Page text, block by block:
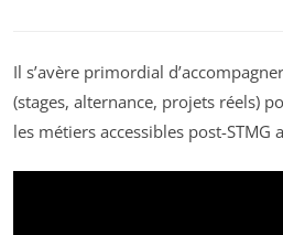
Il s’avère primordial
(stages, alternance, projets réels)
les métiers accessibles post-STMG